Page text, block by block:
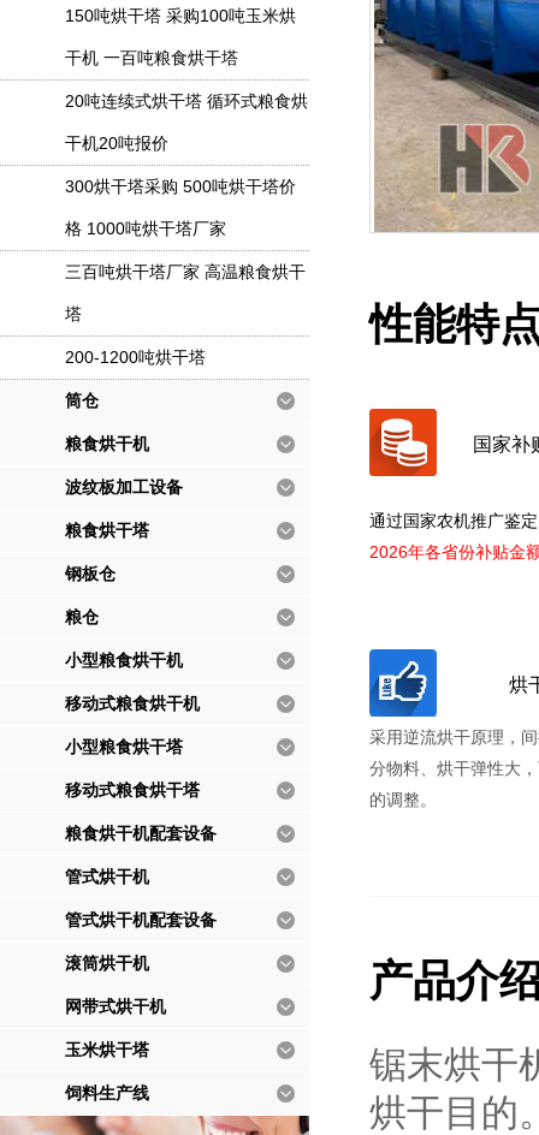
150吨烘干塔 采购100吨玉米烘
干机 一百吨粮食烘干塔
20吨连续式烘干塔 循环式粮食烘
干机20吨报价
300烘干塔采购 500吨烘干塔价
格 1000吨烘干塔厂家
三百吨烘干塔厂家 高温粮食烘干
塔
200-1200吨烘干塔
筒仓
粮食烘干机
波纹板加工设备
粮食烘干塔
钢板仓
粮仓
小型粮食烘干机
移动式粮食烘干机
小型粮食烘干塔
移动式粮食烘干塔
粮食烘干机配套设备
管式烘干机
管式烘干机配套设备
滚筒烘干机
网带式烘干机
玉米烘干塔
饲料生产线
性能特
国家补
通过国家农机推广鉴
2026年各省份补贴金
烘
采用逆流烘干原理，
分物料、烘干弹性大
的调整。
产品介
锯末烘干
烘干目的